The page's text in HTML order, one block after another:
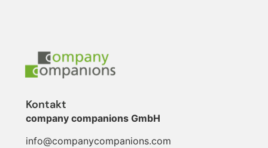
Kontakt
company companions GmbH
info@companycompanions.com